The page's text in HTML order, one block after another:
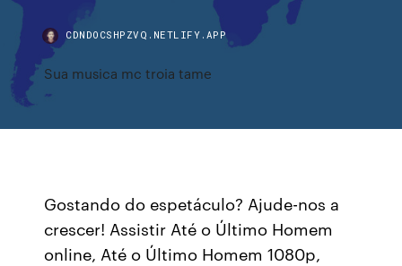
CDNDOCSHPZVQ.NETLIFY.APP
Sua musica mc troia tame
Gostando do espetáculo? Ajude-nos a
crescer! Assistir Até o Último Homem
online, Até o Último Homem 1080p,